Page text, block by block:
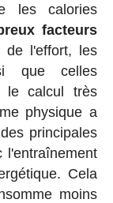
les calories
facteurs
de l'effort, les
que celles
le calcul très
physique a
principales
l'entraînement
Cela
moins